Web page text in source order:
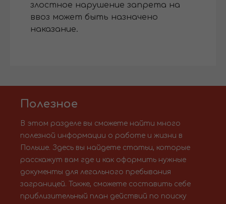
злостное нарушение запрета на
ввоз может быть назначено
наказание.
Полезное
В этом разделе вы сможете найти много
полезной информации о работе и жизни в
Польше. Здесь вы найдете статьи, которые
расскажут вам где и как оформить нужные
документы для легального пребывания
заграницей. Также, сможете составить себе
приблизительный план действий по поиску